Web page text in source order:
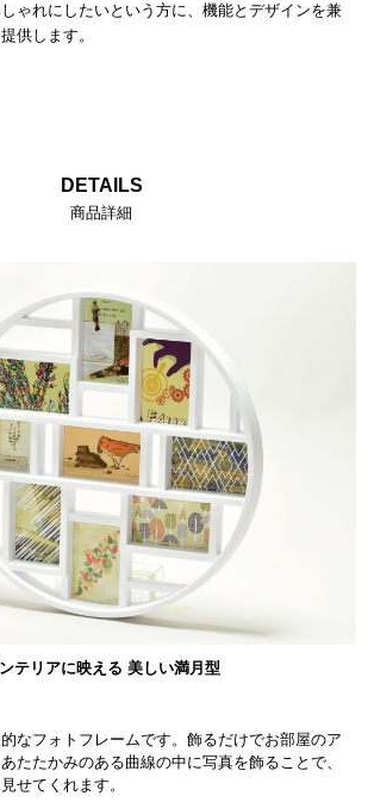
ゃれにしたいという方に、機能とデザインを兼
供します。
DETAILS
商品詳細
テリアに映える 美しい満月型
なフォトフレームです。飾るだけでお部屋のア
たたかみのある曲線の中に写真を飾ることで、
せてくれます。